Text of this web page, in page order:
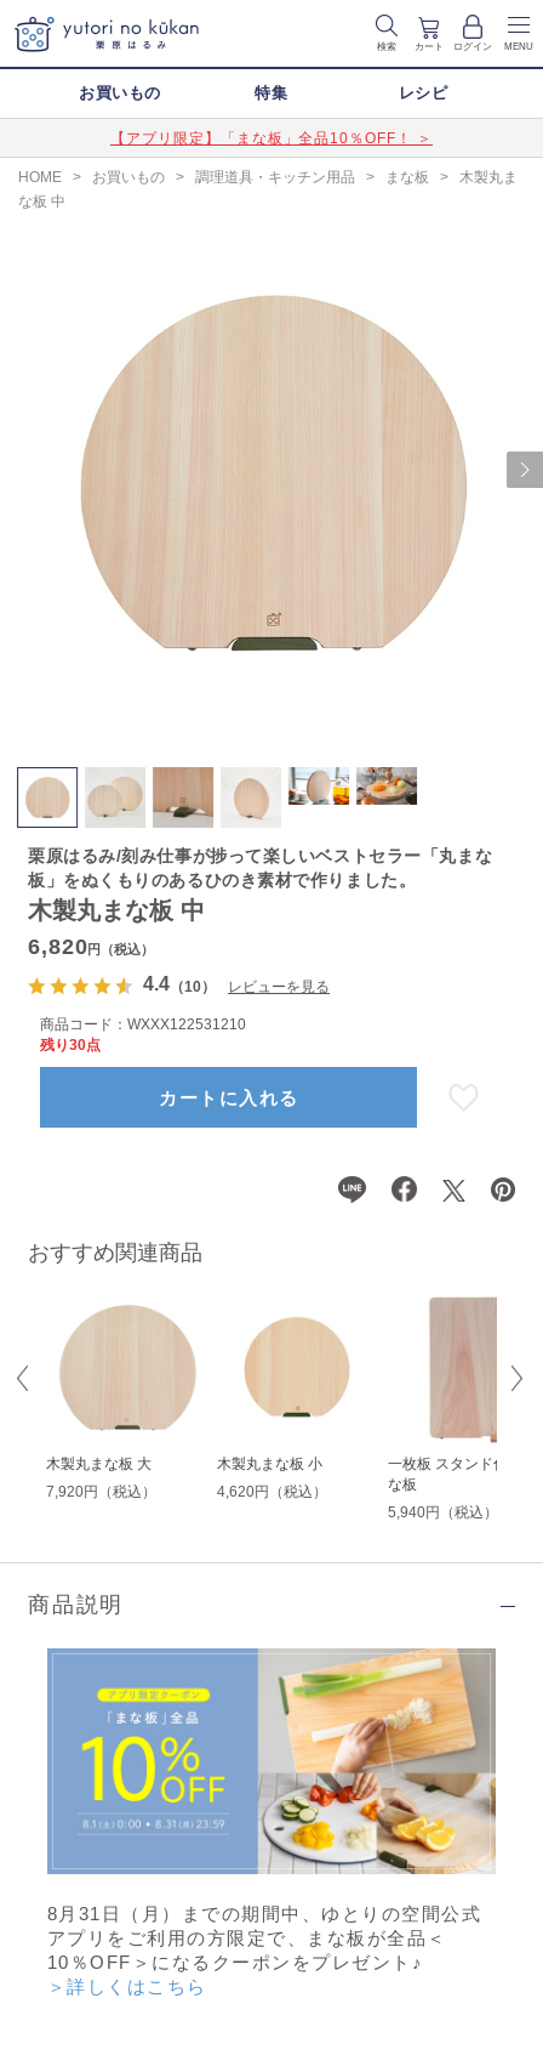
検索 カート ログイン MENU
お買いもの 特集 レシピ
【アプリ限定】「まな板」全品10％OFF！ ＞
HOME > お買いもの > 調理道具・キッチン用品 > まな板 >
木製丸ま
な板 中
Next
おすすめ関連商品
木製丸まな板 大
7,920円（税込）
木製丸まな板 小
4,620円（税込）
一枚板 スタンド付きま
な板
5,940円（税込）
木製丸まな板 中
栗原はるみ/刻み仕事が捗って楽しいベストセラー「丸まな
板」をぬくもりのあるひのき素材で作りました。
6,820円（税込）
4.4（10） レビューを見る
商品コード：WXXX122531210
残り30点
カートに入れる
商品説明
8月31日（月）までの期間中、 ゆとりの空間公式
アプリをご利用の方限定で、
まな板が全品＜
10％OFF＞になるクーポンをプレゼント♪
＞詳しくはこちら